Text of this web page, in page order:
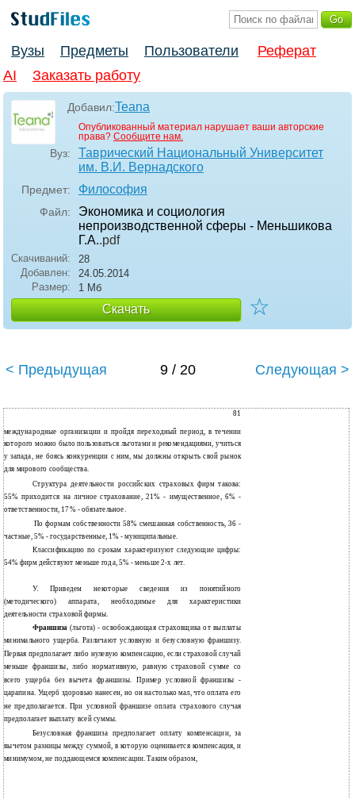
Вузы Предметы Пользователи
Реферат
AI
Заказать работу
Добавил:Teana
Опубликованный материал нарушает ваши авторские
права? Сообщите нам.
Вуз:
Таврический Национальный Университет
им. В.И. Вернадского
Предмет: Философия
Файл:
Экономика и социология
непроизводственной сферы - Меньшикова
Г.А..pdf
Скачиваний:
28
Добавлен:
24.05.2014
Размер:
1 Мб
Скачать ☆
< Предыдущая 9 / 20 Следующая >
81
международные организации и пройдя переходный период, в течении
которого можно было пользоваться льготами и рекомендациями, учиться
у запада, не боясь конкуренции с ним, мы должны открыть свой рынок
для мирового сообщества.
Структура деятельности российских страховых фирм такова:
55% приходится на личное страхование, 21% - имущественное, 6% -
ответственности, 17% - обязательное.
По формам собственности 58% смешанная собственность, 36 -
частные, 5% - государственные, 1% - муниципальные.
Классификацию по срокам характеризуют следующие цифры:
54% фирм действуют меньше года, 5% - меньше 2-х лет.
У. Приведем некоторые сведения из понятийного
(методического) аппарата, необходимые для характеристики
деятельности страховой фирмы.
Франшиза(льгота) - освобождающая страховщика от выплаты
минимального ущерба. Различают условную и безусловную франшизу.
Первая предполагает либо нулевую компенсацию, если страховой случай
меньше франшизы, либо нормативную, равную страховой сумме со
всего ущерба без вычета франшизы. Пример условной франшизы -
царапина. Ущерб здоровью нанесен, но он настолько мал, что оплата его
не предполагается. При условной франшизе оплата страхового случая
предполагает выплату всей суммы.
Безусловная франшиза предполагает оплату компенсации, за
вычетом разницы между суммой, в которую оценивается компенсация, и
минимумом, не поддающемся компенсации. Таким образом,